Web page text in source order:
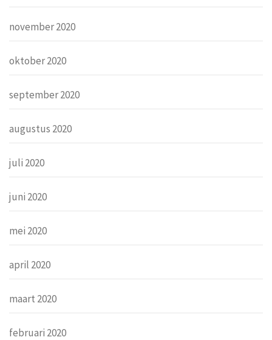
november 2020
oktober 2020
september 2020
augustus 2020
juli 2020
juni 2020
mei 2020
april 2020
maart 2020
februari 2020